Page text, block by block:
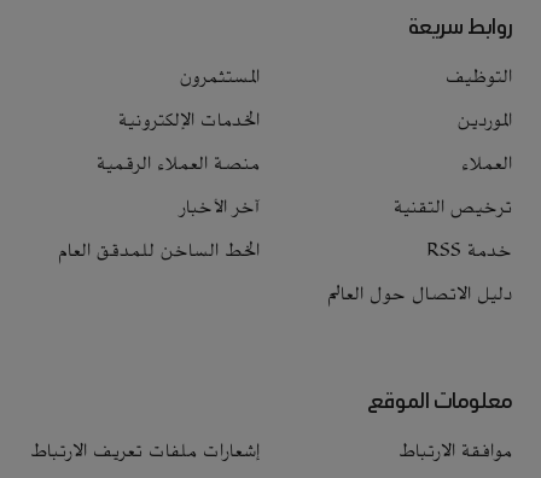
روابط سريعة
التوظيف
المستثمرون
الموردين
الخدمات الإلكترونية
العملاء
منصة العملاء الرقمية
ترخيص التقنية
آخر الأخبار
خدمة RSS
الخط الساخن للمدقق العام
دليل الاتصال حول العالم
معلومات الموقع
موافقة الارتباط
إشعارات ملفات تعريف الارتباط